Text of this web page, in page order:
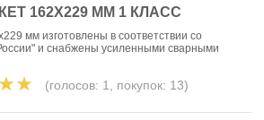
162Х229 ММ 1 КЛАСС
мм изготовлены в соответствии со
и снабжены усиленными сварными
(голосов: 1, покупок: 13)